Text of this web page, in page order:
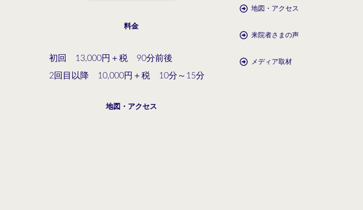
料金
初回 13,000円＋税 90分前後
2回目以降 10,000円＋税 10分～15分
地図・アクセス
地図・アクセス
来院者さまの声
メディア取材